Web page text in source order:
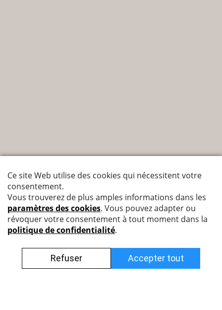
Nyffenegger Armaturen AG
Leutschenbachstrasse 38